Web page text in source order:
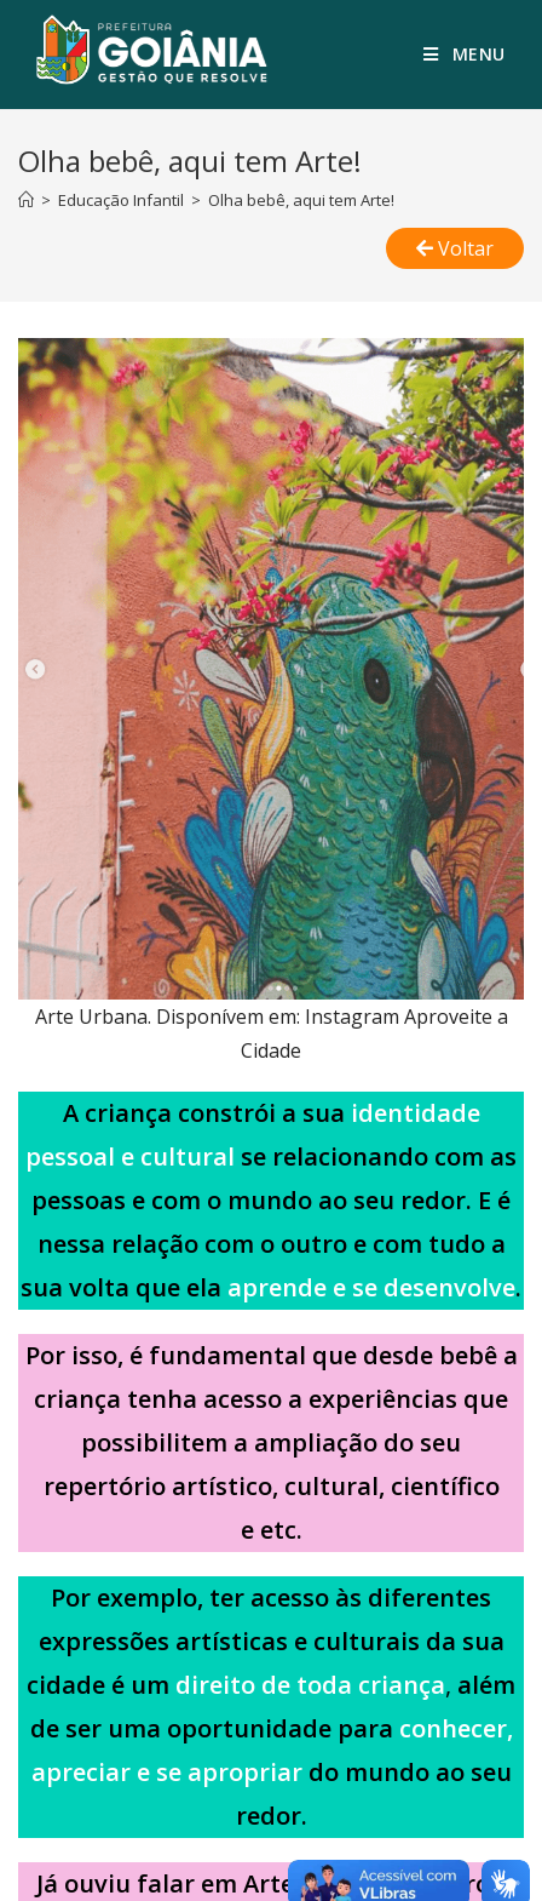
MENU
Olha bebê, aqui tem Arte!
> Educação Infantil > Olha bebê, aqui tem Arte!
Voltar
Arte Urbana. Disponívem em: Instagram Aproveite a
Cidade
A criança constrói a sua identidade
pessoal e cultural se relacionando com as
pessoas e com o mundo ao seu redor. E é
nessa relação com o outro e com tudo a
sua volta que ela aprende e se desenvolve.
Por isso, é fundamental que desde bebê a
criança tenha acesso a experiências que
possibilitem a ampliação do seu
repertório artístico, cultural, científico
e etc.
Por exemplo, ter acesso às diferentes
expressões artísticas e culturais da sua
cidade é um direito de toda criança, além
de ser uma oportunidade para conhecer,
apreciar e se apropriardo mundo ao seu
redor.
Já ouviu falar em Arte Urbana?Já parou